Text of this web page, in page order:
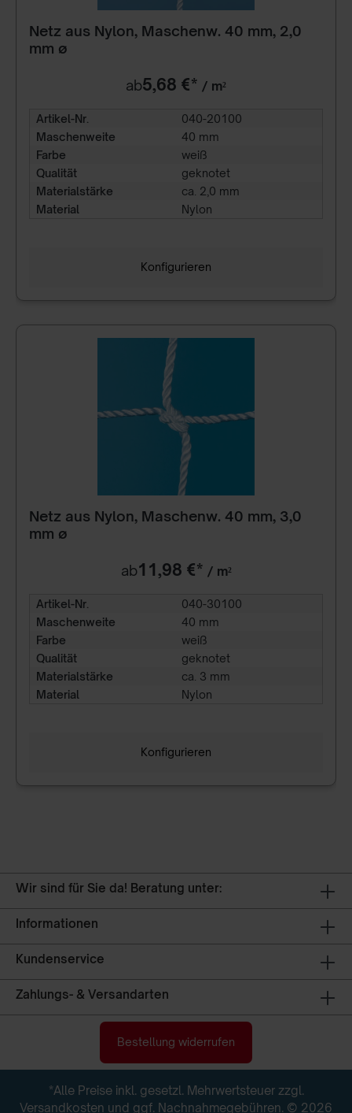
Netz aus Nylon, Maschenw. 40 mm, 2,0
mm ø
ab5,68 €* / m²
Artikel-Nr.
040-20100
Maschenweite
40 mm
Farbe
weiß
Qualität
geknotet
Materialstärke
ca. 2,0 mm
Material
Nylon
Konfigurieren
Netz aus Nylon, Maschenw. 40 mm, 3,0
mm ø
ab11,98 €* / m²
Artikel-Nr.
040-30100
Maschenweite
40 mm
Farbe
weiß
Qualität
geknotet
Materialstärke
ca. 3 mm
Material
Nylon
Konfigurieren
Wir sind für Sie da! Beratung unter:
Informationen
Kundenservice
Zahlungs- & Versandarten
Bestellung widerrufen
*Alle Preise inkl. gesetzl. Mehrwertsteuer zzgl.
Versandkosten und ggf. Nachnahmegebühren. © 2026